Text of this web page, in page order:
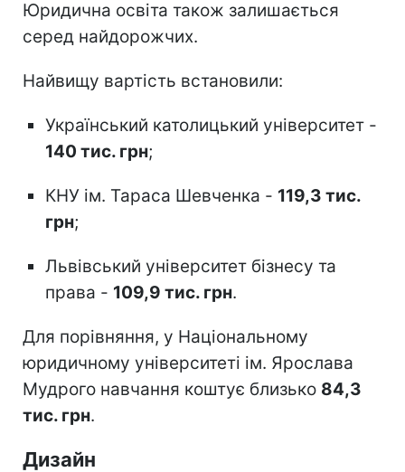
Юридична освіта також залишається
серед найдорожчих.
Найвищу вартість встановили:
Український католицький університет -
140 тис. грн;
КНУ ім. Тараса Шевченка - 119,3 тис.
грн;
Львівський університет бізнесу та
права - 109,9 тис. грн.
Для порівняння, у Національному
юридичному університеті ім. Ярослава
Мудрого навчання коштує близько 84,3
тис. грн.
Дизайн